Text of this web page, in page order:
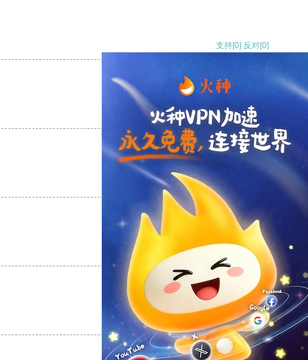
支持[0] 反对[0]
支持[0] 反对
支持
反对 [0]
支持[0] 反对[0]